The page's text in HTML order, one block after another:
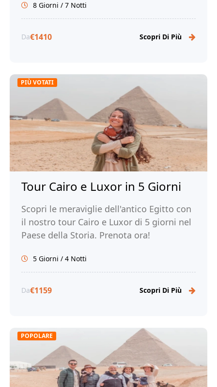
8 Giorni / 7 Notti
Da€1410 Scopri Di Più
PIÙ VOTATI
Tour Cairo e Luxor in 5 Giorni
Scopri le meraviglie dell'antico Egitto con
il nostro tour Cairo e Luxor di 5 giorni nel
Paese della Storia. Prenota ora!
5 Giorni / 4 Notti
Da€1159 Scopri Di Più
POPOLARE